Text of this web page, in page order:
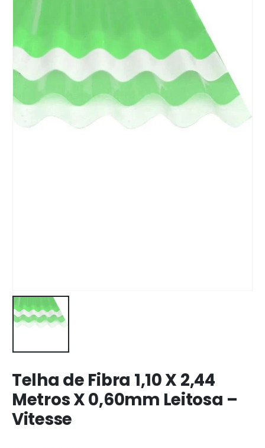
Telha de Fibra 1,10 X 2,44
Metros X 0,60mm Leitosa –
Vitesse